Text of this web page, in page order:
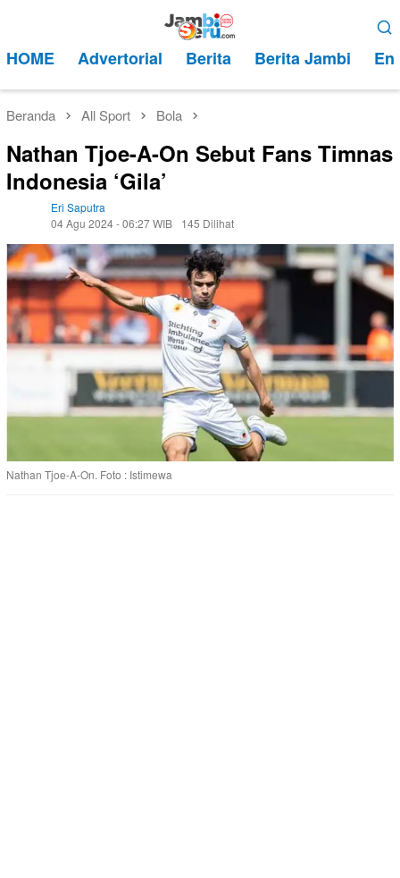
kontenMobile
HOME Advertorial Berita Berita Jambi
Beranda All Sport Bola
Nathan Tjoe-A-On Sebut Fans Timnas
Indonesia ‘Gila’
Eri Saputra
04 Agu 2024 - 06:27 WIB
145 Dilihat
Nathan Tjoe-A-On. Foto : Istimewa